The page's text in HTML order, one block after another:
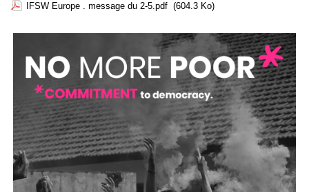
IFSW Europe . message du 2-5.pdf (604.3 Ko)